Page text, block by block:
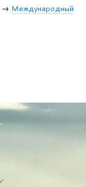
Международный